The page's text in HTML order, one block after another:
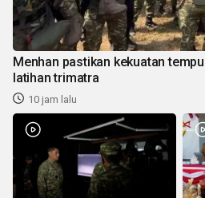
Menhan pastikan kekuatan
latihan trimatra
10 jam lalu